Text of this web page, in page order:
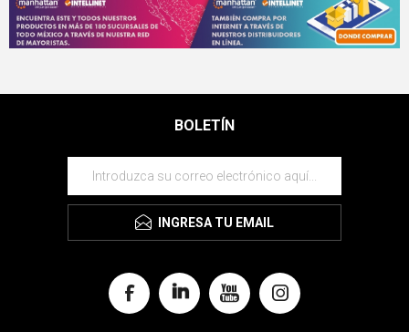
BOLETÍN
INGRESA TU EMAIL